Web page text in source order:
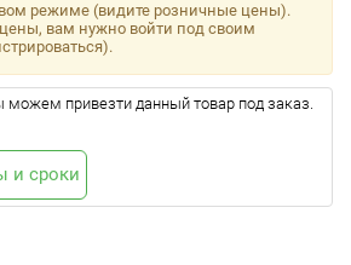
режиме (видите розничные цены).
вам нужно войти под своим
привезти данный товар под заказ.
и сроки